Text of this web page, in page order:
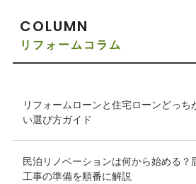
COLUMN
リフォームコラム
リフォームローンと住宅ローンどっち
い選び方ガイド
民泊リノベーションは何から始める？
工事の準備を順番に解説